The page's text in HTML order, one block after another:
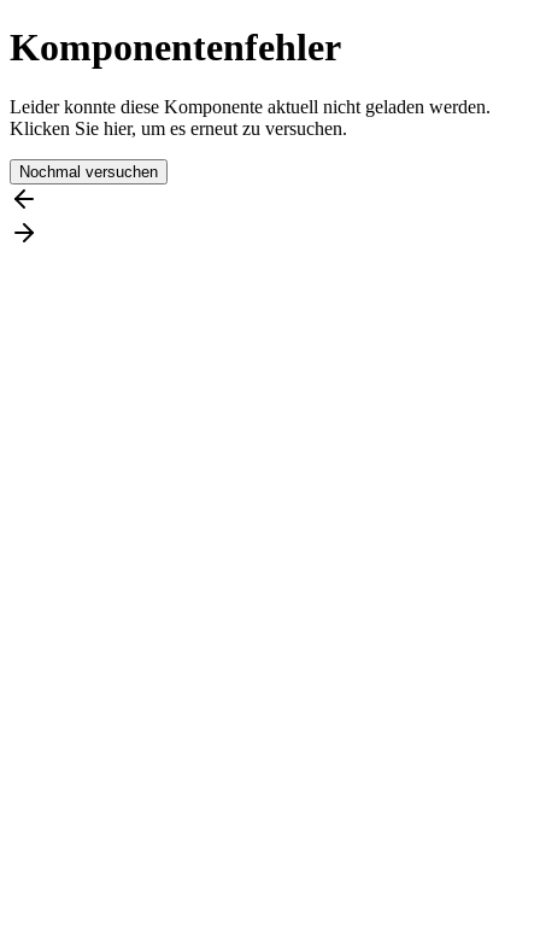
Komponentenfehler
Leider konnte diese Komponente aktuell nicht geladen werden.
Klicken Sie hier, um es erneut zu versuchen.
Nochmal versuchen